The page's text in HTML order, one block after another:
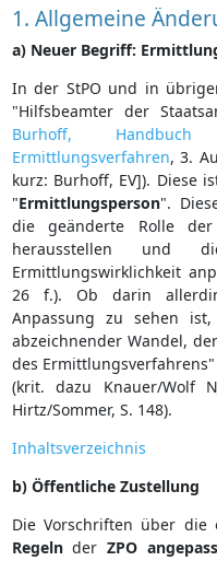
1. Allgemeine
a) Neuer Begriff:
In der StPO und in
"Hilfsbeamter der
Burhoff,
Ermittlungsverfahren, 3.
kurz: Burhoff, EV]). Diese
"Ermittlungsperson".
die geänderte Rolle
herausstellen und
Ermittlungswirklichkeit
26 f.). Ob darin
Anpassung zu sehen
abzeichnender Wandel,
des
(krit. dazu Knauer/Wolf
Hirtz/Sommer, S. 148).
Inhaltsverzeichnis
b) Öffentliche Zustellung
Die Vorschriften über
RegelnderZPO